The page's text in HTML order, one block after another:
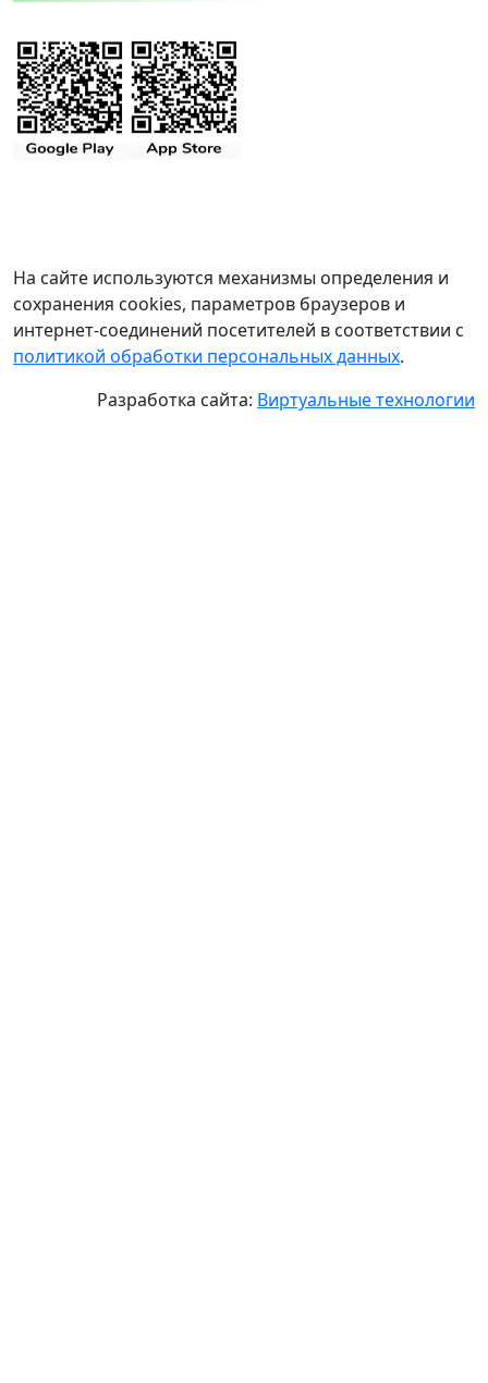
На сайте используются механизмы определения и
сохранения cookies, параметров браузеров и
интернет-соединений посетителей в соответствии с
политикой обработки персональных данных.
Разработка сайта: Виртуальные технологии